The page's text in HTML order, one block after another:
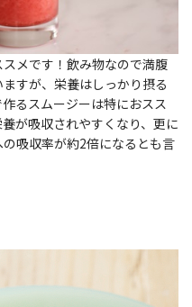
メです！飲み物なので満腹
すが、栄養はしっかり摂る
るスムージーは特におスス
が吸収されやすくなり、更に
吸収率が約2倍になるとも言